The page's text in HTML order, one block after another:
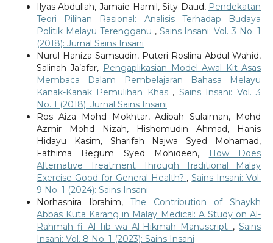
Ilyas Abdullah, Jamaie Hamil, Sity Daud, Pendekatan
Teori Pilihan Rasional: Analisis Terhadap Budaya
Politik Melayu Terengganu , Sains Insani: Vol. 3 No. 1
(2018): Jurnal Sains Insani
Nurul Haniza Samsudin, Puteri Roslina Abdul Wahid,
Salinah Ja’afar, Pengaplikasian Model Awal Kit Asas
Membaca Dalam Pembelajaran Bahasa Melayu
Kanak-Kanak Pemulihan Khas , Sains Insani: Vol. 3
No. 1 (2018): Jurnal Sains Insani
Ros Aiza Mohd Mokhtar, Adibah Sulaiman, Mohd
Azmir Mohd Nizah, Hishomudin Ahmad, Hanis
Hidayu Kasim, Sharifah Najwa Syed Mohamad,
Fathima Begum Syed Mohideen,
How Does
Alternative Treatment Through Traditional Malay
Exercise Good for General Health? ,Sains Insani: Vol.
9 No. 1 (2024): Sains Insani
Norhasnira Ibrahim, The Contribution of Shaykh
Abbas Kuta Karang in Malay Medical: A Study on Al-
Rahmah fi Al-Tib wa Al-Hikmah Manuscript ,Sains
Insani: Vol. 8 No. 1 (2023): Sains Insani